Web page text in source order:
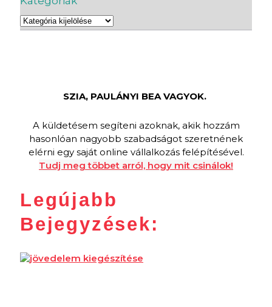
SZIA, PAULÁNYI BEA VAGYOK.
A küldetésem segíteni azoknak, akik hozzám
hasonlóan nagyobb szabadságot szeretnének
elérni egy saját online vállalkozás felépítésével.
Tudj meg többet arról, hogy mit csinálok!
Legújabb
Bejegyzések: